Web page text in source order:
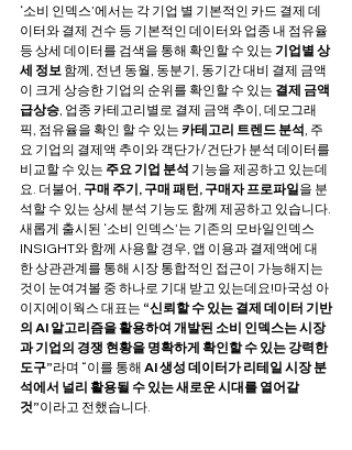
‘소비 인덱스’에서는 각 기업 별 기본적인 카드 결제 데
이터와 결제 건수 등 기본적인 데이터와 업종 내 점유율
등 상세 데이터를 검색을 통해 확인할 수 있는 기업별 상
세 정보 함께, 전년 동월, 동분기, 동기간 대비 결제 금액
이 크게 상승한 기업의 순위를 확인할 수 있는 결제 금액
급상승 , 업종 카테고리별로 결제 금액 추이, 데모그래
픽, 점유율을 확인 할 수 있는 카테고리 트렌드 분석 , 주
요 기업의 결제액 추이와 객단가/건단가 분석 데이터를
비교할 수 있는 주요 기업 분석 기능을 제공하고 있는데
요. 더불어, 구매 주기, 구매 패턴, 구매자 프로파일을 분
석할 수 있는 상세 분석 기능도 함께 제공하고 있습니다.
새롭게 출시된 ‘소비 인덱스’는 기존의 모바일인덱스
INSIGHT와 함께 사용할 경우, 앱 이용과 결제액에 대
한 상관관계를 통해 시장 통합적인 접근이 가능해지는
것이 눈여겨볼 중 하나로 기대 받고 있는데요!마국성 아
이지에이웍스 대표는 “신뢰할 수 있는 결제 데이터 기반
의 AI 알고리즘을 활용하여 개발된 소비 인덱스는 시장
과 기업의 경쟁 현황을 명확하게 확인할 수 있는 강력한
도구”라며 “이를 통해 AI 생성 데이터가 리테일 시장 분
석에서 널리 활용될 수 있는 새로운 시대를 열어갈
것”이라고 전했습니다.